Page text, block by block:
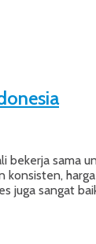
bekerja sama
konsisten,
juga sangat